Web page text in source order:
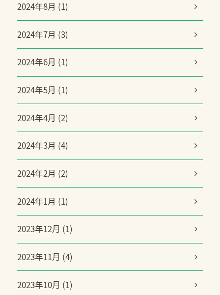
2024年8月 (1)
2024年7月 (3)
2024年6月 (1)
2024年5月 (1)
2024年4月 (2)
2024年3月 (4)
2024年2月 (2)
2024年1月 (1)
2023年12月 (1)
2023年11月 (4)
2023年10月 (1)